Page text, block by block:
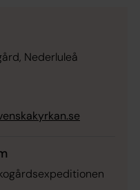
Nederluleå